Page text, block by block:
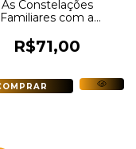
As Constelações
Familiares com a
R$71,00